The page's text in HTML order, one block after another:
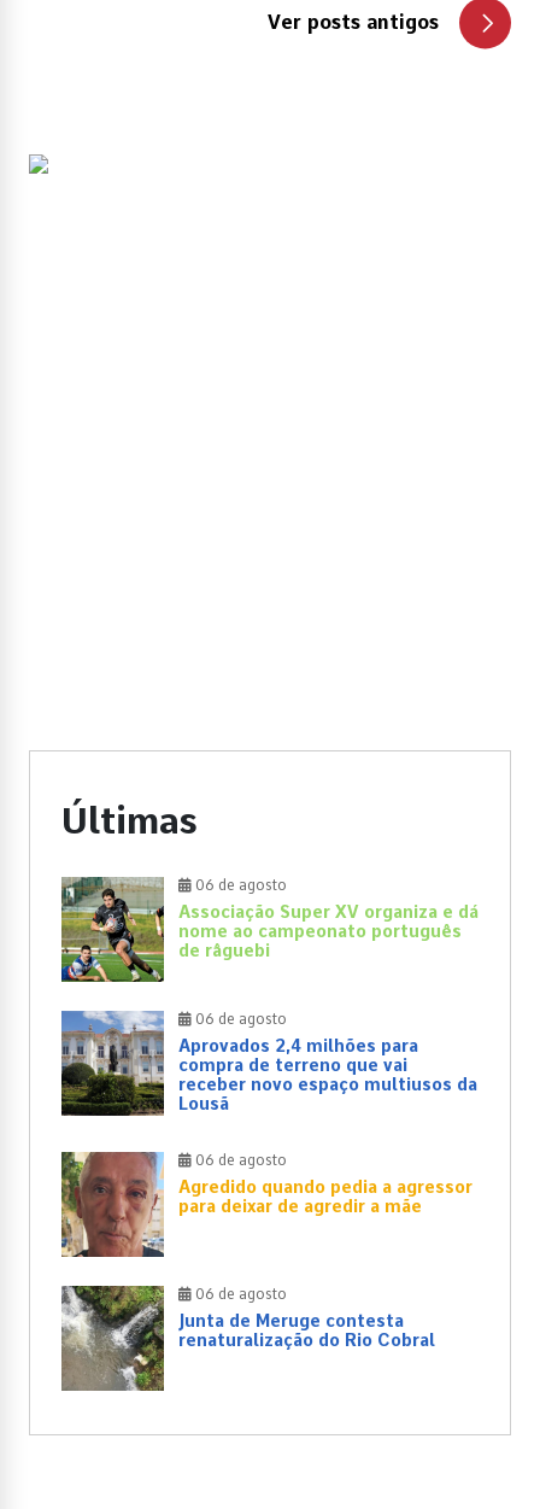
Ver posts antigos
Últimas
06 de agosto
Associação Super XV organiza e dá
nome ao campeonato português
de râguebi
06 de agosto
Aprovados 2,4 milhões para
compra de terreno que vai
receber novo espaço multiusos da
Lousã
06 de agosto
Agredido quando pedia a agressor
para deixar de agredir a mãe
06 de agosto
Junta de Meruge contesta
renaturalização do Rio Cobral